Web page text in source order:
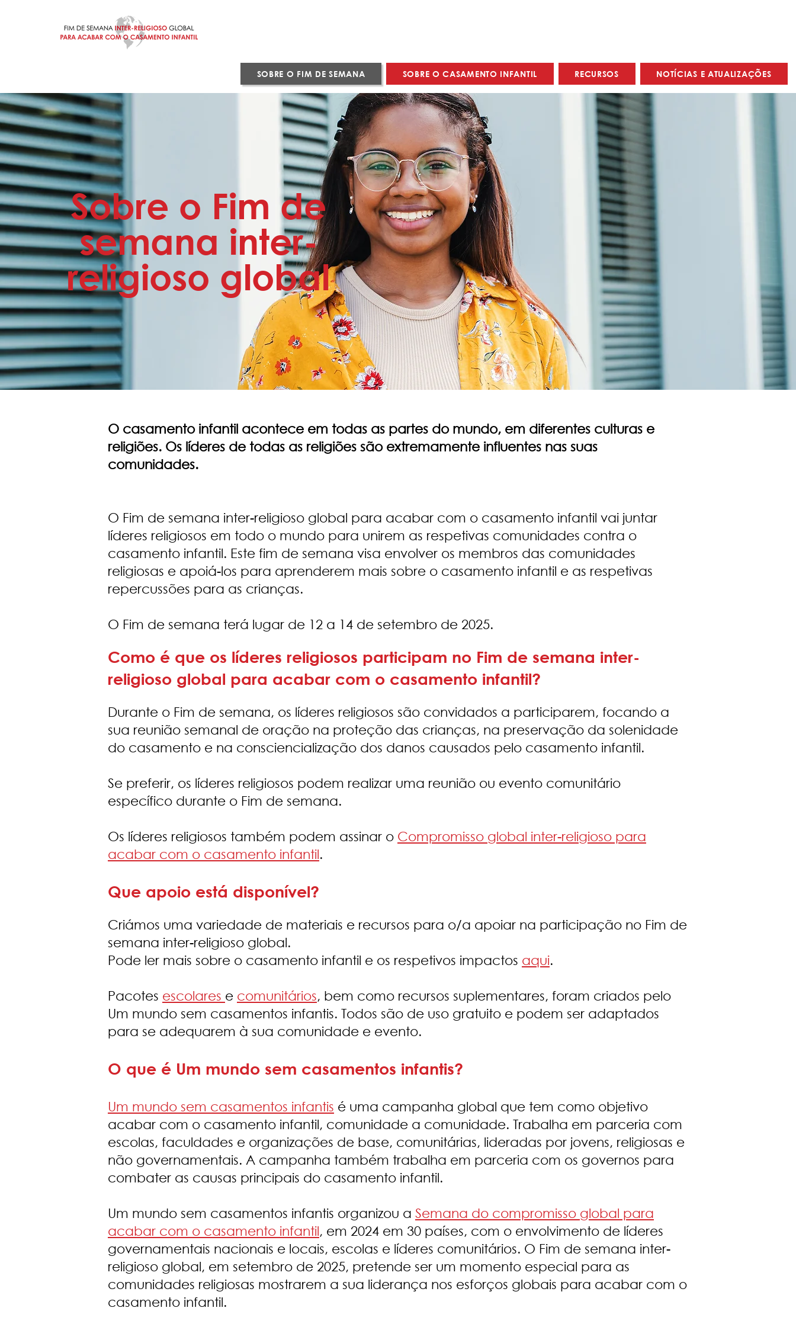
SOBRE O FIM DE SEMANA SOBRE O CASAMENTO INFANTIL RECURSOS NOTÍCIAS E ATUALIZAÇÕES
Sobre o Fim de
semana inter-
religioso global
O casamento infantil acontece em todas as partes do mundo, em diferentes culturas e
religiões. Os líderes de todas as religiões são extremamente influentes nas suas
comunidades.
O Fim de semana inter-religioso global para acabar com o casamento infantil vai juntar
líderes religiosos em todo o mundo para unirem as respetivas comunidades contra o
casamento infantil. Este fim de semana visa envolver os membros das comunidades
religiosas e apoiá-los para aprenderem mais sobre o casamento infantil e as respetivas
repercussões para as crianças.
O Fim de semana terá lugar de 12 a 14 de setembro de 2025.
Como é que os líderes religiosos participam no Fim de semana inter-
religioso global para acabar com o casamento infantil?
Durante o Fim de semana, os líderes religiosos são convidados a participarem, focando a
sua reunião semanal de oração na proteção das crianças, na preservação da solenidade
do casamento e na consciencialização dos danos causados pelo casamento infantil.
Se preferir, os líderes religiosos podem realizar uma reunião ou evento comunitário
específico durante o Fim de semana.
Os líderes religiosos também podem assinar o Compromisso global inter-religioso para
acabar com o casamento infantil.
Que apoio está disponível?
Criámos uma variedade de materiais e recursos para o/a apoiar na participação no Fim de
semana inter-religioso global.
Pode ler mais sobre o casamento infantil e os respetivos impactos aqui.
Pacotes escolares e comunitários, bem como recursos suplementares, foram criados pelo
Um mundo sem casamentos infantis. Todos são de uso gratuito e podem ser adaptados
para se adequarem à sua comunidade e evento.
O que é Um mundo sem casamentos infantis?
Um mundo sem casamentos infantis é uma campanha global que tem como objetivo
acabar com o casamento infantil, comunidade a comunidade. Trabalha em parceria com
escolas, faculdades e organizações de base, comunitárias, lideradas por jovens, religiosas e
não governamentais. A campanha também trabalha em parceria com os governos para
combater as causas principais do casamento infantil.
Um mundo sem casamentos infantis organizou a Semana do compromisso global para
acabar com o casamento infantil, em 2024 em 30 países, com o envolvimento de líderes
governamentais nacionais e locais, escolas e líderes comunitários. O Fim de semana inter-
religioso global, em setembro de 2025, pretende ser um momento especial para as
comunidades religiosas mostrarem a sua liderança nos esforços globais para acabar com o
casamento infantil.